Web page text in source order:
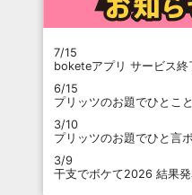
7/15
boketeアプリ サービス終
6/15
プリッツのお題でひとこ
3/10
プリッツのお題でひと言
3/9
干支でボケて2026 結果